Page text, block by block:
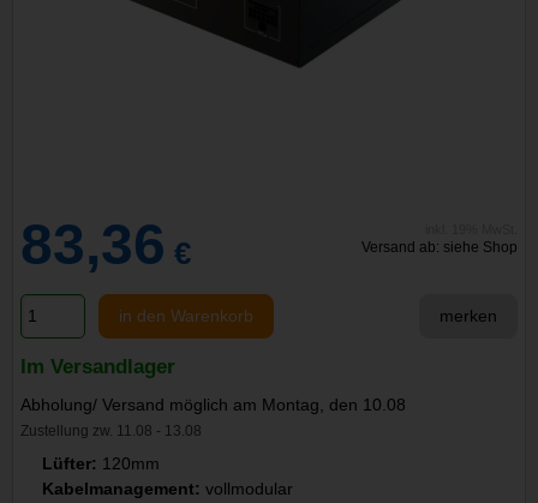
83,36 € Versand ab: siehe Shop
in den Warenkorb merken
Im Versandlager
Abholung/ Versand möglich am Montag, den 10.08
Zustellung zw. 11.08 - 13.08
Lüfter: 120mm
Kabelmanagement: vollmodular